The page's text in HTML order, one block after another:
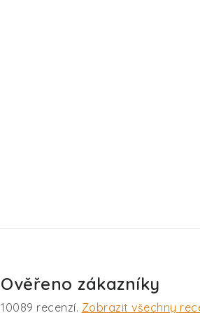
Ověřeno zákazníky
10089 recenzí. Zobrazit všechny